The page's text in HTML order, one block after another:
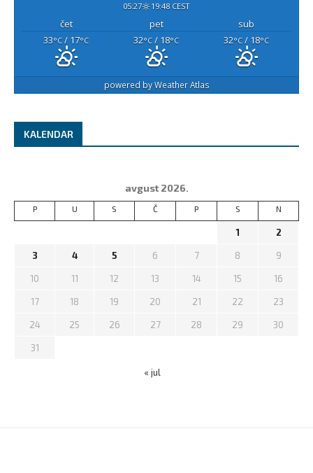
05:27 19:48 CEST
čet pet
sub
33°C / 17°C 32°C / 18°C 32°C / 18°C
powered byWeather Atlas
KALENDAR
avgust 2026.
P U S Č P S N
1 2
3 4 5 6 7 8 9
10 11 12 13 14 15 16
17 18 19 20 21 22 23
24 25 26 27 28 29 30
31
« jul